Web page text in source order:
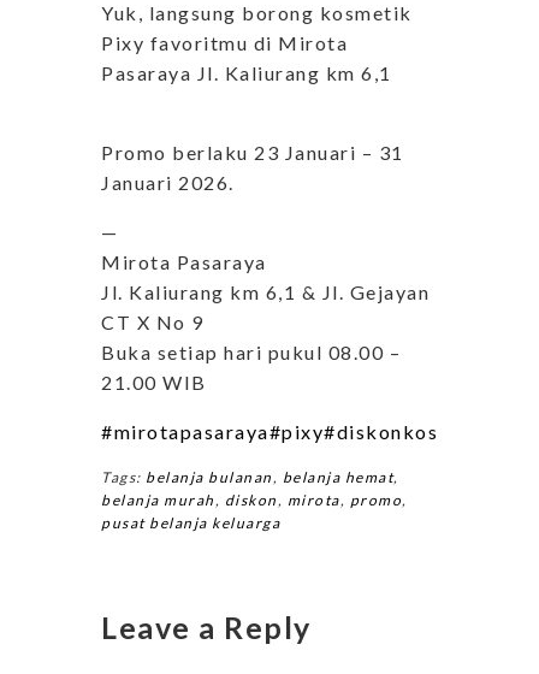
Yuk, langsung borong kosmetik
Pixy favoritmu di Mirota
Pasaraya Jl. Kaliurang km 6,1
Promo berlaku 23 Januari – 31
Januari 2026.
—
Mirota Pasaraya
Jl. Kaliurang km 6,1 & Jl. Gejayan
CT X No 9
Buka setiap hari pukul 08.00 –
21.00 WIB
#mirotapasaraya#pixy#diskonkosmetikpixy
Tags: belanja bulanan, belanja hemat,
belanja murah, diskon, mirota, promo,
pusat belanja keluarga
Leave a Reply